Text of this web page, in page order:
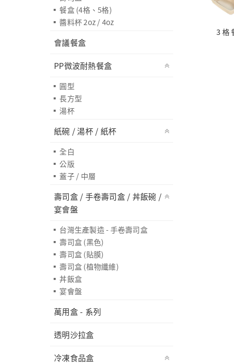
餐盒 (4格、5格)
醬料杯 2oz / 4oz
會議餐盒
PP微波耐熱餐盒
圓型
長方型
湯杯
紙碗 / 湯杯 / 紙杯
全白
公版
蓋子 / 中層
壽司盒 / 手卷壽司盒 / 丼飯碗 /
宴會盤
台灣生產製造 - 手卷壽司盒
壽司盒 (黑色)
壽司盒 (貼膜)
壽司盒 (植物纖維)
丼飯盒
宴會盤
萬用盒 - 系列
透明沙拉盒
冷凍食品盒
3 格